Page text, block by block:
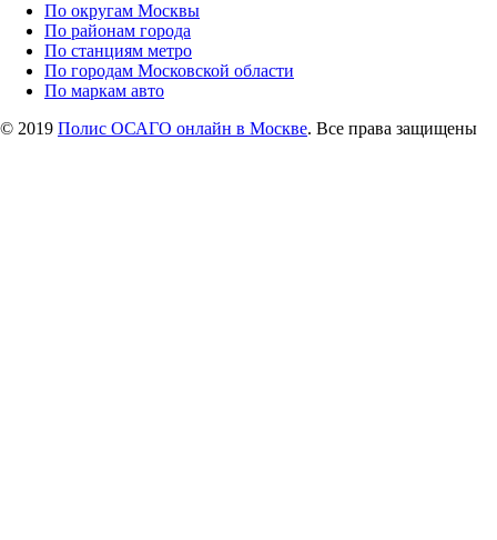
По округам Москвы
По районам города
По станциям метро
По городам Московской области
По маркам авто
© 2019 Полис ОСАГО онлайн в Москве. Все права защищены